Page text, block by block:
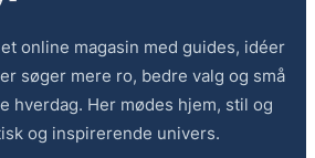
online magasin med guides, idéer
søger mere ro, bedre valg og små
hverdag. Her mødes hjem, stil og
og inspirerende univers.